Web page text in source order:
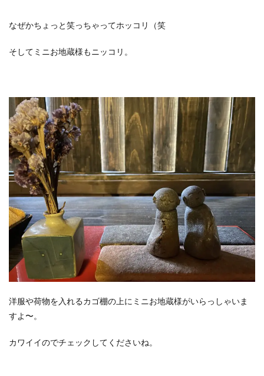
なぜかちょっと笑っちゃってホッコリ（笑
そしてミニお地蔵様もニッコリ。
洋服や荷物を入れるカゴ棚の上にミニお地蔵様がいらっしゃいま
すよ〜。
カワイイのでチェックしてくださいね。